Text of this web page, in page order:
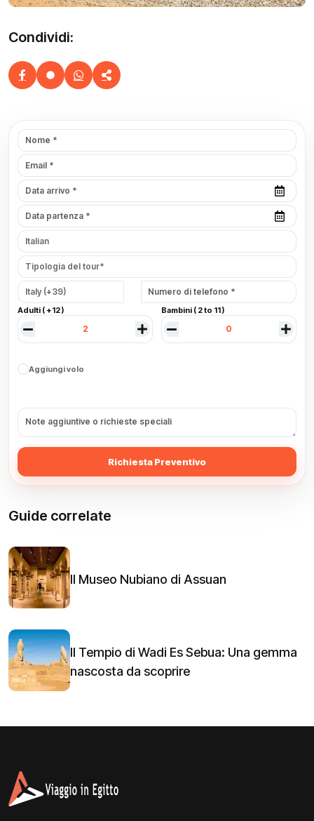
Condividi:
Adulti ( +12 ) Bambini ( 2 to 11 )
Aggiungi volo
Richiesta Preventivo
Guide correlate
Il Museo Nubiano di Assuan
Il Tempio di Wadi Es Sebua: Una gemma
nascosta da scoprire